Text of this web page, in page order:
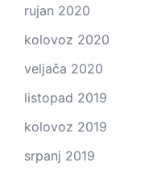
rujan 2020
kolovoz 2020
veljača 2020
listopad 2019
kolovoz 2019
srpanj 2019